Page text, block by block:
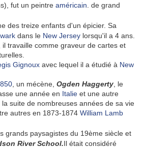
, fut un peintre américain . de grand
des treize enfants d'un épicier. Sa
dans le New Jersey lorsqu'il a 4 ans.
il travaille comme graveur de cartes et
Gignoux avec lequel il a étudié à New
, un mécène, Ogden Haggerty , le
une année en Italie et une autre
la suite de nombreuses années de sa vie
autres en 1873-1874 William Lamb
grands paysagistes du 19ème siècle et
River School.Il était considéré